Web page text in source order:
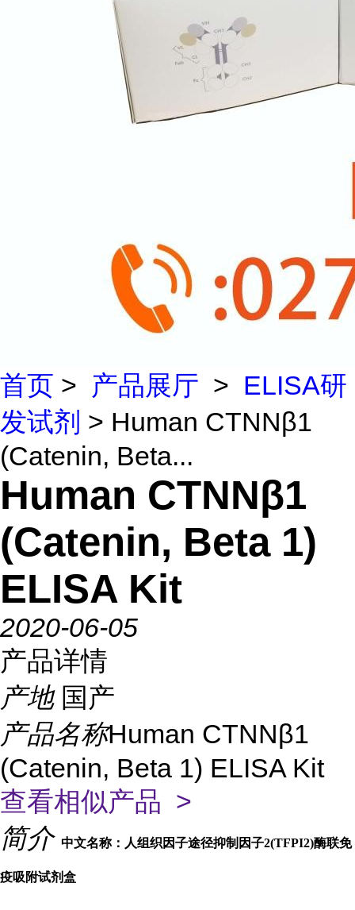
首页 > 产品展厅 > ELISA研
发试剂 > Human CTNNβ1
(Catenin, Beta...
Human CTNNβ1
(Catenin, Beta 1)
ELISA Kit
2020-06-05
产品详情
产地 国产
产品名称Human CTNNβ1
(Catenin, Beta 1) ELISA Kit
查看相似产品 >
简介 中文名称：人组织因子途径抑制因子2(TFPI2)酶联免
疫吸附试剂盒